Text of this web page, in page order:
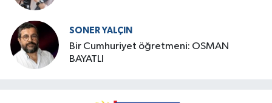
SONER YALÇIN
Bir Cumhuriyet öğretmeni: OSMAN
BAYATLI